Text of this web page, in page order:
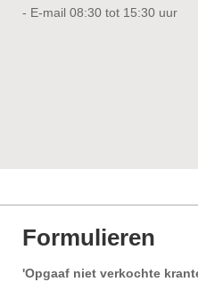
- E-mail 08:30 tot 15:30 uur
Formulieren
'Opgaaf niet verkochte